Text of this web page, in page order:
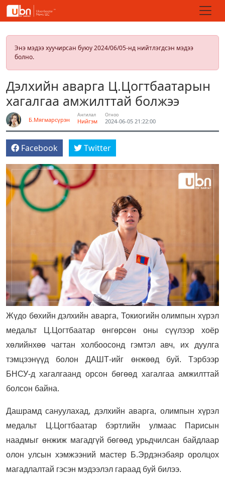
Энэ мэдээ хуучирсан буюу 2024/06/05-нд нийтлэгдсэн мэдээ
болно.
Дэлхийн аварга Ц.Цогтбаатарын
хагалгаа амжилттай болжээ
Б.Мягмарсүрэн
Ангилал
Нийгэм
Огноо
2024-06-05 21:22:00
Facebook Twitter
Жүдо бөхийн дэлхийн аварга, Токиогийн олимпын хүрэл
медальт Ц.Цогтбаатар өнгөрсөн оны сүүлээр хоёр
хөлийнхөө чагтан холбоосонд гэмтэл авч, их дуулга
тэмцээнүүд болон ДАШТ-ийг өнжөөд буй. Тэрбээр
БНСУ-д хагалгаанд орсон бөгөөд хагалгаа амжилттай
болсон байна.
Дашрамд сануулахад, дэлхийн аварга, олимпын хүрэл
медальт Ц.Цогтбаатар бэртлийн улмаас Парисын
наадмыг өнжиж магадгүй бөгөөд урьдчилсан байдлаар
олон улсын хэмжээний мастер Б.Эрдэнэбаяр оролцох
магадлалтай гэсэн мэдээлэл гараад буй билээ.